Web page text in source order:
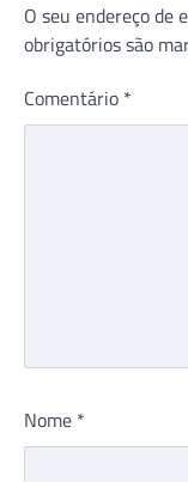
O seu endereço de
obrigatórios são
Comentário *
Nome *